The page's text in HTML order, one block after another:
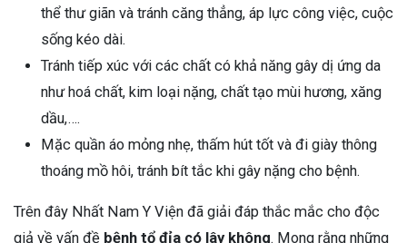
thể thư giãn và tránh căng thẳng, áp lực công việc, cuộc
sống kéo dài.
Tránh tiếp xúc với các chất có khả năng gây dị ứng da
như hoá chất, kim loại nặng, chất tạo mùi hương, xăng
dầu,….
Mặc quần áo mỏng nhẹ, thấm hút tốt và đi giày thông
thoáng mồ hôi, tránh bít tắc khi gây nặng cho bệnh.
Trên đây Nhất Nam Y Viện đã giải đáp thắc mắc cho độc
giả về vấn đề bệnh tổ đỉa có lây không. Mong rằng những